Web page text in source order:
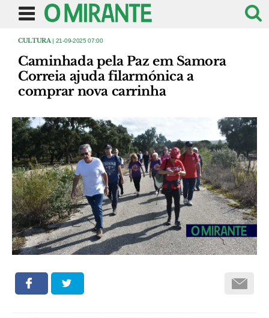
CULTURA | 21-09-2025 07:00
Caminhada pela Paz em Samora
Correia ajuda filarmónica a
comprar nova carrinha